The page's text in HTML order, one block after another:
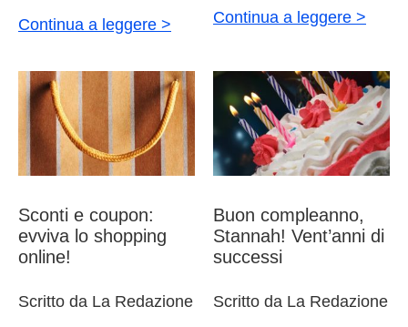
Continua a leggere >
Continua a leggere >
Sconti e coupon:
evviva lo shopping
online!
Scritto da La Redazione
Buon compleanno,
Stannah! Vent’anni di
successi
Scritto da La Redazione